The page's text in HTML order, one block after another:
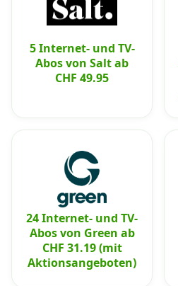
5 Internet- und TV-
Abos von Salt ab
CHF 49.95
24 Internet- und TV-
Abos von Green ab
CHF 31.19 (mit
Aktionsangeboten)